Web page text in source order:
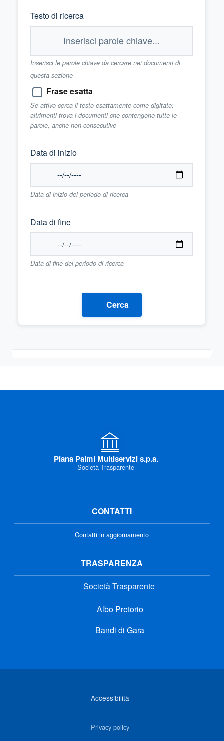
Testo di ricerca
Inserisci le parole chiave da cercare nei documenti di
questa sezione
Frase esatta
Se attivo cerca il testo esattamente come digitato;
altrimenti trova i documenti che contengono tutte le
parole, anche non consecutive
Data di inizio
Data di inizio del periodo di ricerca
Data di fine
Data di fine del periodo di ricerca
Cerca
Piana Palmi Multiservizi s.p.a.
Società Trasparente
CONTATTI
Contatti in aggiornamento
TRASPARENZA
Società Trasparente
Albo Pretorio
Bandi di Gara
Accessibilità
Privacy policy